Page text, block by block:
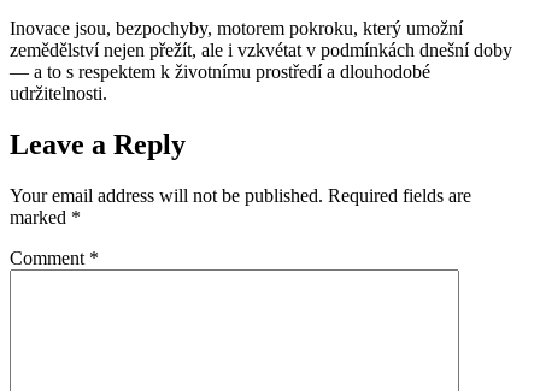
Inovace jsou, bezpochyby, motorem pokroku, který umožní
zemědělství nejen přežít, ale i vzkvétat v podmínkách dnešní doby
— a to s respektem k životnímu prostředí a dlouhodobé
udržitelnosti.
Leave a Reply
Your email address will not be published. Required fields are
marked *
Comment *